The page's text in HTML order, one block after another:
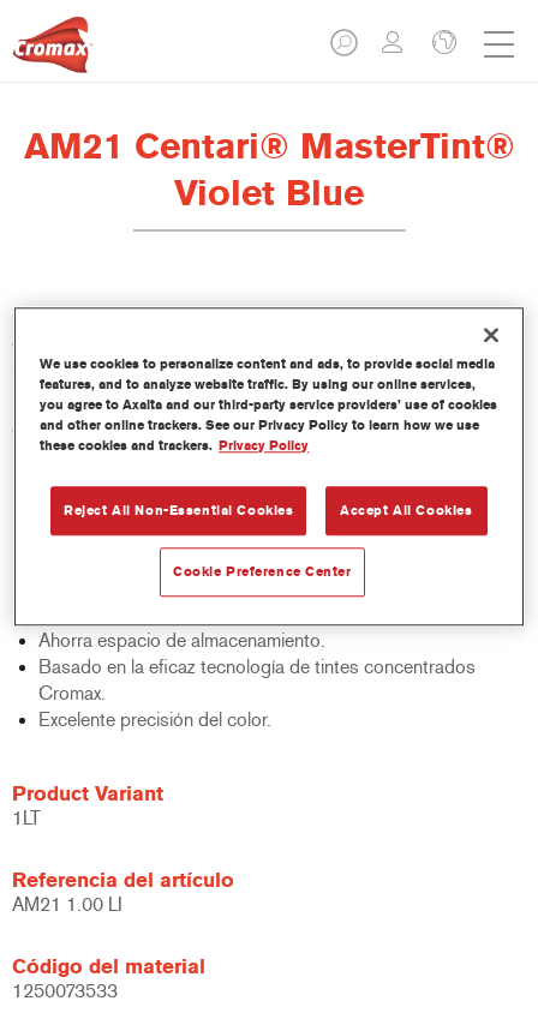
AM21 Centari® MasterTint®
Violet Blue
Centari Mastertint es un tinte concentrado de base disolvente
que forma parte de las gamas de acabado y bases bicapa
Centari.
Características del producto
Sistema de pintado de base disolvente, único por su
versatilidad y facilidad de uso.
Una sola máquina de mezcla proporciona todas las
calidades de base disolvente: medios y altos sólidos,
acabados y bases bicapa.
Ahorra espacio de almacenamiento.
Basado en la eficaz tecnología de tintes concentrados
Cromax.
Excelente precisión del color.
Product Variant
1LT
Referencia del artículo
AM21 1.00 LI
Código del material
1250073533
We use cookies to personalize content and ads, to provide social media
features, and to analyze website traffic. By using our online services,
you agree to Axalta and our third-party service providers’ use of cookies
and other online trackers. See our Privacy Policy to learn how we use
these cookies and trackers. Privacy Policy
Reject All Non-Essential Cookies Accept All Cookies
Cookie Preference Center